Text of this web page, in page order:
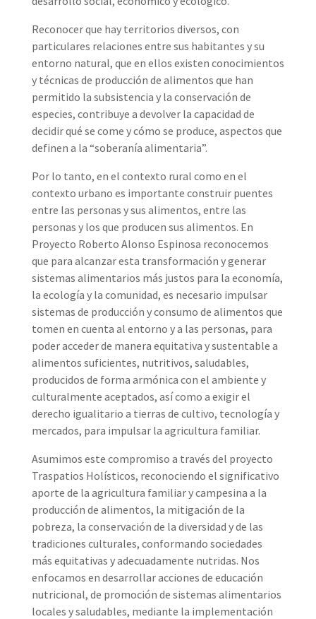
Reconocer que hay territorios diversos, con
particulares relaciones entre sus habitantes y su
entorno natural, que en ellos existen conocimientos
y técnicas de producción de alimentos que han
permitido la subsistencia y la conservación de
especies, contribuye a devolver la capacidad de
decidir qué se come y cómo se produce, aspectos que
definen a la “soberanía alimentaria”.
Por lo tanto, en el contexto rural como en el
contexto urbano es importante construir puentes
entre las personas y sus alimentos, entre las
personas y los que producen sus alimentos. En
Proyecto Roberto Alonso Espinosa reconocemos
que para alcanzar esta transformación y generar
sistemas alimentarios más justos para la economía,
la ecología y la comunidad, es necesario impulsar
sistemas de producción y consumo de alimentos que
tomen en cuenta al entorno y a las personas, para
poder acceder de manera equitativa y sustentable a
alimentos suficientes, nutritivos, saludables,
producidos de forma armónica con el ambiente y
culturalmente aceptados, así como a exigir el
derecho igualitario a tierras de cultivo, tecnología y
mercados, para impulsar la agricultura familiar.
Asumimos este compromiso a través del proyecto
Traspatios Holísticos, reconociendo el significativo
aporte de la agricultura familiar y campesina a la
producción de alimentos, la mitigación de la
pobreza, la conservación de la diversidad y de las
tradiciones culturales, conformando sociedades
más equitativas y adecuadamente nutridas. Nos
enfocamos en desarrollar acciones de educación
nutricional, de promoción de sistemas alimentarios
locales y saludables, mediante la implementación